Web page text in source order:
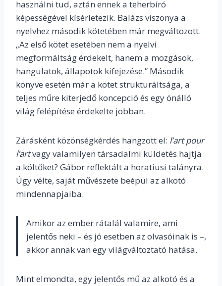
használni tud, aztán ennek a teherbíró
képességével kísérletezik. Balázs viszonya a
nyelvhez második kötetében már megváltozott.
„Az első kötet esetében nem a nyelvi
megformáltság érdekelt, hanem a mozgások,
hangulatok, állapotok kifejezése.” Második
könyve esetén már a kötet strukturáltsága, a
teljes műre kiterjedő koncepció és egy önálló
világ felépítése érdekelte jobban.
Zárásként közönségkérdés hangzott el: l’art pour
l’artvagy valamilyen társadalmi küldetés hajtja
a költőket? Gábor reflektált a horatiusi talányra.
Úgy vélte, saját művészete beépül az alkotó
mindennapjaiba.
Amikor az ember rátalál valamire, ami
jelentős neki – és jó esetben az olvasóinak is –,
akkor annak van egy világváltoztató hatása.
Mint elmondta, egy jelentős mű az alkotó és a